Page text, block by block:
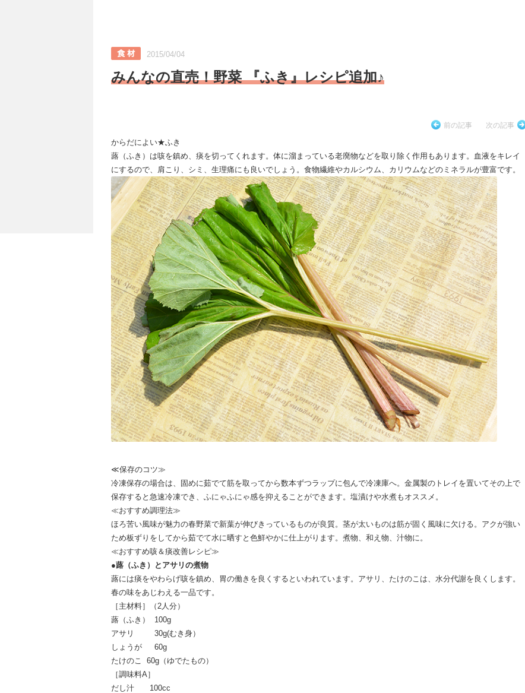
2015/04/04
みんなの直売！野菜 『ふき』レシピ追加♪
前の記事 次の記事
からだによい★ふき
蕗（ふき）は咳を鎮め、痰を切ってくれます。体に溜まっている老廃物などを取り除く作用もあります。血液をキレイ
にするので、肩こり、シミ、生理痛にも良いでしょう。食物繊維やカルシウム、カリウムなどのミネラルが豊富です。
≪保存のコツ≫
冷凍保存の場合は、固めに茹でて筋を取ってから数本ずつラップに包んで冷凍庫へ。金属製のトレイを置いてその上で
保存すると急速冷凍でき、ふにゃふにゃ感を抑えることができます。塩漬けや水煮もオススメ。
≪おすすめ調理法≫
ほろ苦い風味が魅力の春野菜で新葉が伸びきっているものが良質。茎が太いものは筋が固く風味に欠ける。アクが強い
ため板ずりをしてから茹でて水に晒すと色鮮やかに仕上がります。煮物、和え物、汁物に。
≪おすすめ咳＆痰改善レシピ≫
●蕗（ふき）とアサリの煮物
蕗には痰をやわらげ咳を鎮め、胃の働きを良くするといわれています。アサリ、たけのこは、水分代謝を良くします。
春の味をあじわえる一品です。
［主材料］（2人分）
蕗（ふき） 100g
アサリ 30g(むき身）
しょうが 60g
たけのこ 60g（ゆでたもの）
［調味料A］
だし汁 100cc